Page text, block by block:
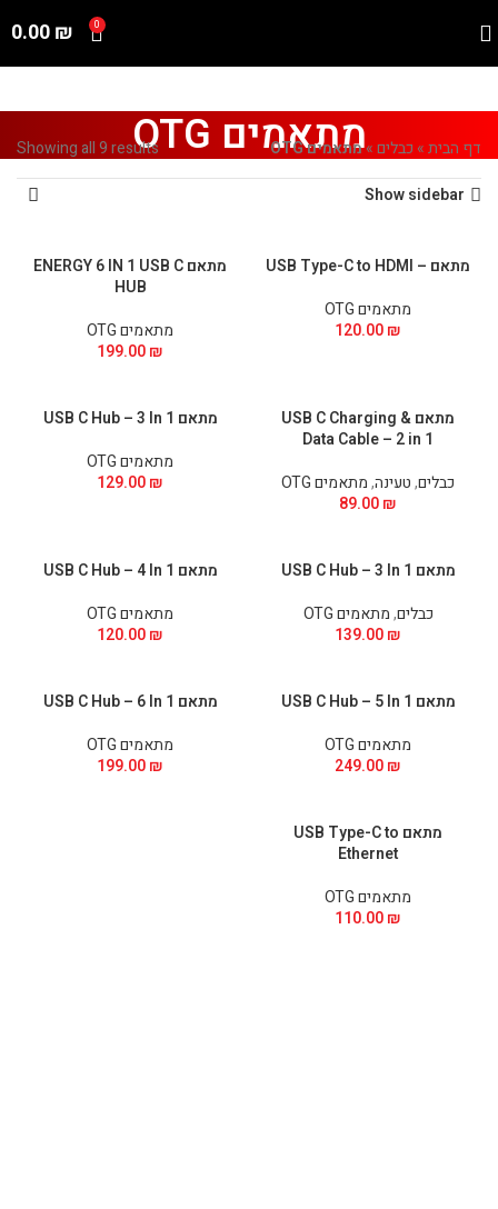
0
0.00₪
מתאמים OTG דף הבית» כבלים»מתאמים OTG
Showing all 9 results
Show sidebar
מתאם – USB Type-C to HDMI
מתאמים OTG
120.00₪
מתאם ENERGY 6 IN 1 USB C
HUB
מתאמים OTG
199.00₪
מתאם USB C Charging &
Data Cable – 2 in 1
כבלים,טעינה,מתאמים OTG
89.00₪
מתאם USB C Hub – 3 In 1
מתאמים OTG
129.00₪
מתאם USB C Hub – 3 In 1
כבלים,מתאמים OTG
139.00₪
מתאם USB C Hub – 4 In 1
מתאמים OTG
120.00₪
מתאם USB C Hub – 5 In 1
מתאמים OTG
249.00₪
מתאם USB C Hub – 6 In 1
מתאמים OTG
199.00₪
מתאם USB Type-C to
Ethernet
מתאמים OTG
110.00₪